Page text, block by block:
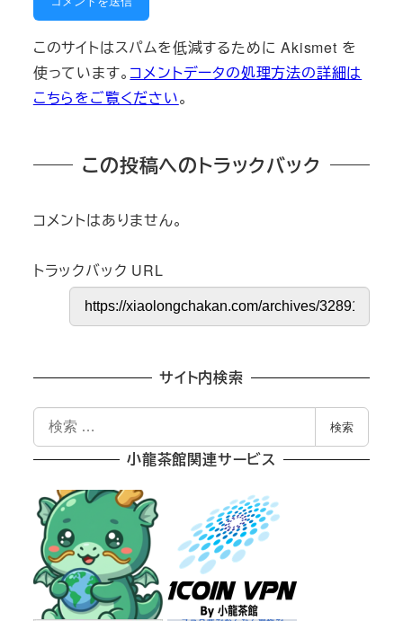
このサイトはスパムを低減するために Akismet を
使っています。 コメントデータの処理方法の詳細は
こちらをご覧ください。
この投稿へのトラックバック
コメントはありません。
トラックバック URL
サイト内検索
索
検索
小龍茶館関連サービス